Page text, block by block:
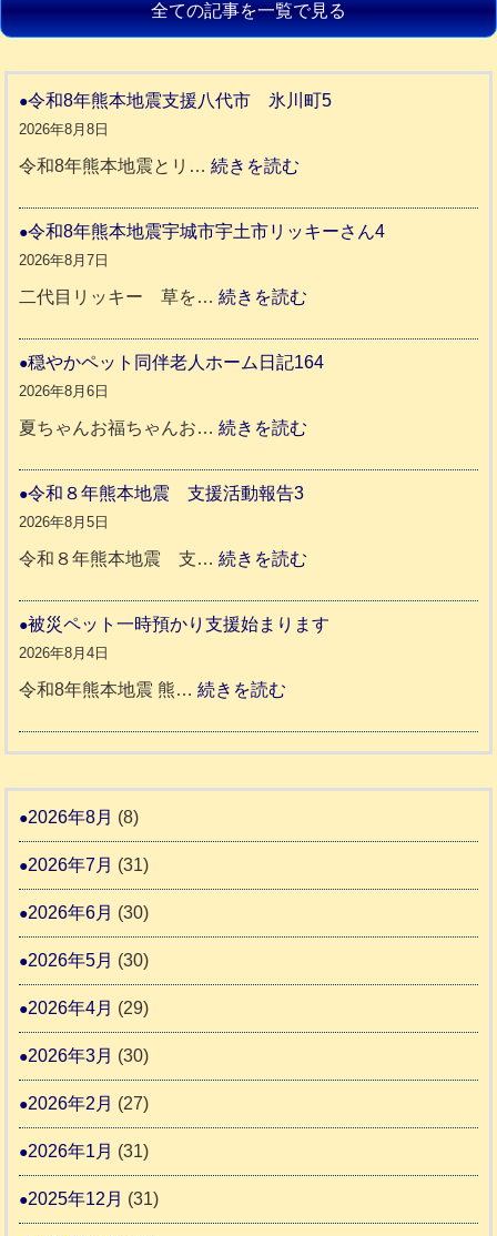
全ての記事を一覧で見る
令和8年熊本地震支援八代市 氷川町5
2026年8月8日
令和8年熊本地震とリ…続きを読む
和
年
本
援
市
氷
令和8年熊本地震宇城市宇土市リッキーさん4
2026年8月7日
二代目リッキー 草を…続きを読む
和
城
市
市
ッ
さ
穏やかペット同伴老人ホーム日記164
2026年8月6日
夏ちゃんお福ちゃんお…続きを読む
ト
人
記
4
令和８年熊本地震 支援活動報告3
2026年8月5日
令和８年熊本地震 支…続きを読む
和
被災ペット一時預かり支援始まります
2026年8月4日
令和8年熊本地震 熊…続きを読む
災
ト
預
支
ま
2026年8月 (8)
2026年7月 (31)
2026年6月 (30)
2026年5月 (30)
2026年4月 (29)
2026年3月 (30)
2026年2月 (27)
2026年1月 (31)
2025年12月 (31)